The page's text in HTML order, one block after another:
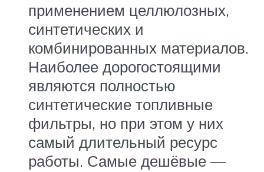
применением целлюлозных,
синтетических и
комбинированных материалов.
Наиболее дорогостоящими
являются полностью
синтетические топливные
фильтры, но при этом у них
самый длительный ресурс
работы. Самые дешёвые —